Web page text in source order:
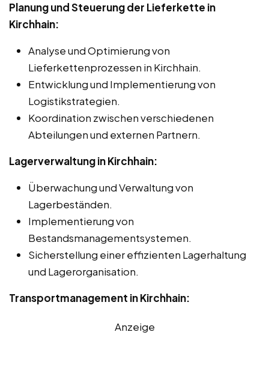
Planung und Steuerung der Lieferkette in
Kirchhain:
Analyse und Optimierung von
Lieferkettenprozessen in Kirchhain.
Entwicklung und Implementierung von
Logistikstrategien.
Koordination zwischen verschiedenen
Abteilungen und externen Partnern.
Lagerverwaltung in Kirchhain:
Überwachung und Verwaltung von
Lagerbeständen.
Implementierung von
Bestandsmanagementsystemen.
Sicherstellung einer effizienten Lagerhaltung
und Lagerorganisation.
Transportmanagement in Kirchhain:
Anzeige